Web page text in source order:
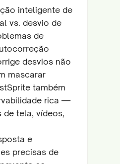
inteligente de
vs. desvio de
de
desvios não
mascarar
também
rica —
de tela, vídeos,
e
precisas de